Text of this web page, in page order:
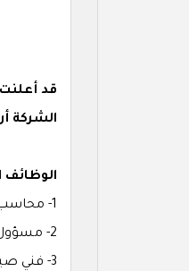
الشركة
الوظائف
1- محاسب مبيعات (كاشير).
2- مسؤول مبيعات.
3- فني صيانة هواتف ذكية.